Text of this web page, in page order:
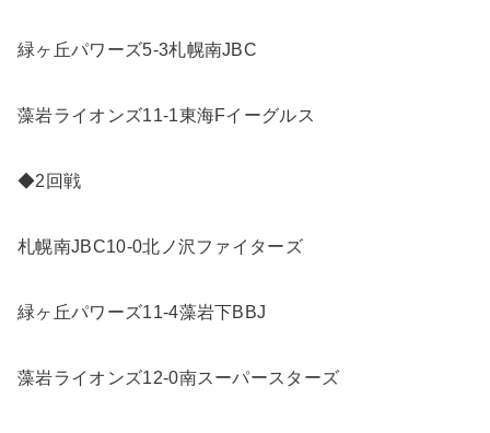
緑ヶ丘パワーズ5-3札幌南JBC
藻岩ライオンズ11-1東海Fイーグルス
◆2回戦
札幌南JBC10-0北ノ沢ファイターズ
緑ヶ丘パワーズ11-4藻岩下BBJ
藻岩ライオンズ12-0南スーパースターズ